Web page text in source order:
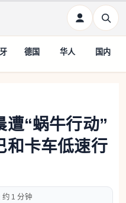
德国 华人 国内
遭“蜗牛行动”
和卡车低速行
约 1 分钟